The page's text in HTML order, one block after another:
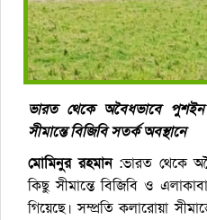
ভারত থেকে অবৈধভাবে পুশইন
সীমান্তে বিজিবি সতর্ক অবস্থানে
মোমিনুর রহমান:ভারত থেকে
কিছু সীমান্তে বিজিবি ও
গিয়েছে। সম্প্রতি কলারোয়া